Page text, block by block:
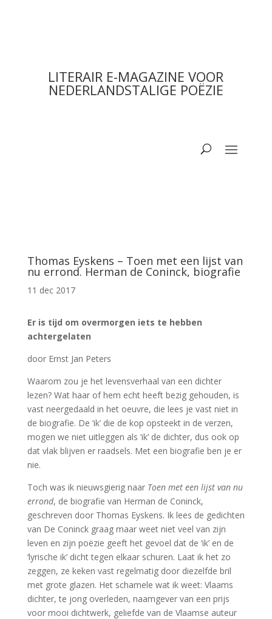
LITERAIR E-MAGAZINE VOOR
NEDERLANDSTALIGE POËZIE
Thomas Eyskens – Toen met een lijst van
nu errond. Herman de Coninck, biografie
11 dec 2017
Er is tijd om overmorgen iets te hebben
achtergelaten
door Ernst Jan Peters
Waarom zou je het levensverhaal van een dichter
lezen? Wat haar of hem echt heeft bezig gehouden, is
vast neergedaald in het oeuvre, die lees je vast niet in
de biografie. De ‘ik’ die de kop opsteekt in de verzen,
mogen we niet uitleggen als ‘ik’ de dichter, dus ook op
dat vlak blijven er raadsels. Met een biografie ben je er
nie.
Toch was ik nieuwsgierig naar Toen met een lijst van nu
errond, de biografie van Herman de Coninck,
geschreven door Thomas Eyskens. Ik lees de gedichten
van De Coninck graag maar weet niet veel van zijn
leven en zijn poëzie geeft het gevoel dat de ‘ik’ en de
‘lyrische ik’ dicht tegen elkaar schuren. Laat ik het zo
zeggen, ze keken vast regelmatig door diezelfde bril
met grote glazen. Het schamele wat ik weet: Vlaams
dichter, te jong overleden, naamgever van een prijs
voor mooi dichtwerk, geliefde van de Vlaamse auteur